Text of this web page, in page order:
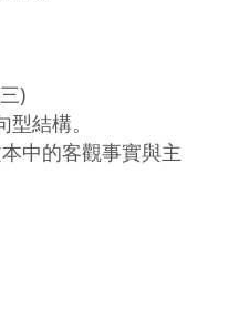
)
結構。
中的客觀事實與主